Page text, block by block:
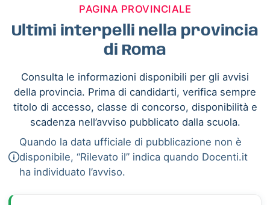
PAGINA PROVINCIALE
Ultimi interpelli nella provincia
di Roma
Consulta le informazioni disponibili per gli avvisi
della provincia. Prima di candidarti, verifica sempre
titolo di accesso, classe di concorso, disponibilità e
scadenza nell’avviso pubblicato dalla scuola.
Quando la data ufficiale di pubblicazione non è
disponibile, “Rilevato il” indica quando Docenti.it
ha individuato l’avviso.